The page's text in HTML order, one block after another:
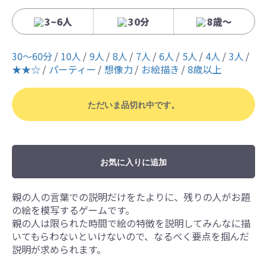
3~6人 30分 8歳〜
30〜60分 10人 9人 8人 7人 6人 5人 4人
3人
★★☆
パーティー 想像力 お絵描き 8歳以上
ただいま品切れ中です。
お気に入りに追加
親の人の言葉での説明だけをたよりに、残りの人がお題
の絵を模写するゲームです。
親の人は限られた時間で絵の特徴を説明してみんなに描
いてもらわないといけないので、なるべく要点を掴んだ
説明が求められます。